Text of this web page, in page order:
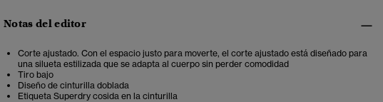
Notas del editor
Corte ajustado. Con el espacio justo para moverte, el corte ajustado está diseñado para
una silueta estilizada que se adapta al cuerpo sin perder comodidad
Tiro bajo
Diseño de cinturilla doblada
Etiqueta Superdry cosida en la cinturilla